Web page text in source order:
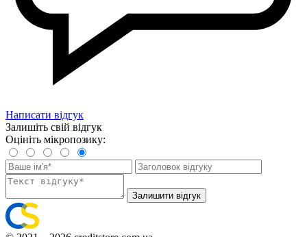
Написати відгук
Залишіть свій відгук
Оцініть мікропозику:
Залишити відгук